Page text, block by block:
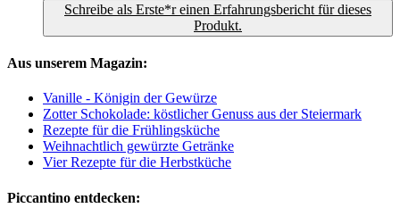
Schreibe als Erste*r einen Erfahrungsbericht für dieses
Produkt.
Aus unserem Magazin:
Vanille - Königin der Gewürze
Zotter Schokolade: köstlicher Genuss aus der Steiermark
Rezepte für die Frühlingsküche
Weihnachtlich gewürzte Getränke
Vier Rezepte für die Herbstküche
Piccantino entdecken: